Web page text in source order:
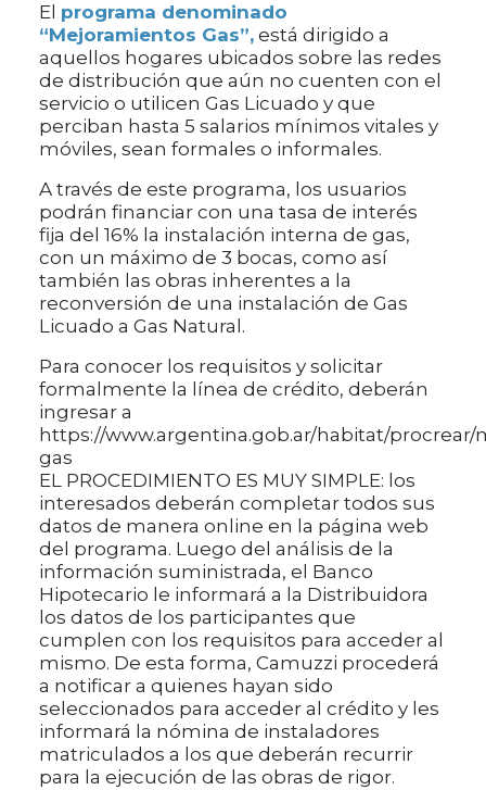
El programa denominado
“Mejoramientos Gas”, está dirigido a
aquellos hogares ubicados sobre las redes
de distribución que aún no cuenten con el
servicio o utilicen Gas Licuado y que
perciban hasta 5 salarios mínimos vitales y
móviles, sean formales o informales.
A través de este programa, los usuarios
podrán financiar con una tasa de interés
fija del 16% la instalación interna de gas,
con un máximo de 3 bocas, como así
también las obras inherentes a la
reconversión de una instalación de Gas
Licuado a Gas Natural.
Para conocer los requisitos y solicitar
formalmente la línea de crédito, deberán
ingresar a
https://www.argentina.gob.ar/habitat/procrear/
gas
EL PROCEDIMIENTO ES MUY SIMPLE: los
interesados deberán completar todos sus
datos de manera online en la página web
del programa. Luego del análisis de la
información suministrada, el Banco
Hipotecario le informará a la Distribuidora
los datos de los participantes que
cumplen con los requisitos para acceder al
mismo. De esta forma, Camuzzi procederá
a notificar a quienes hayan sido
seleccionados para acceder al crédito y les
informará la nómina de instaladores
matriculados a los que deberán recurrir
para la ejecución de las obras de rigor.